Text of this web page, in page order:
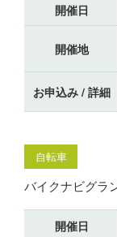
開催日
開催地
お申込み / 詳細
自転車
バイクナビグラ
開催日